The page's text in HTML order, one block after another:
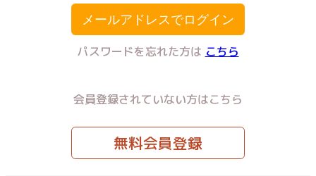
メールアドレスでログイン
パスワードを忘れた方は こちら
会員登録されていない方はこちら
無料会員登録